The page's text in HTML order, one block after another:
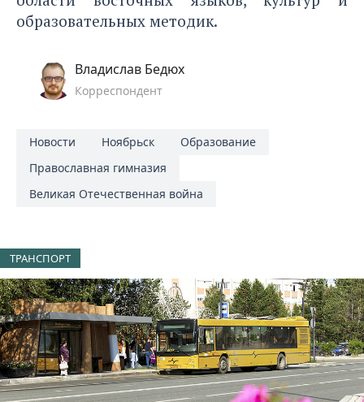
образовательных методик.
Владислав Бедюх
Корреспондент
Новости Ноябрьск
Образование
Православная гимназия
Великая Отечественная война
ТРАНСПОРТ